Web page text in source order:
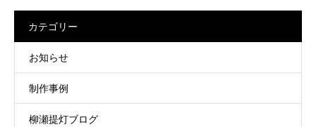
カテゴリー
お知らせ
制作事例
柳瀬提灯ブログ